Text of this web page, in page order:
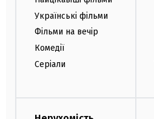
Українські фільми
Фільми на вечір
Комедії
Серіали